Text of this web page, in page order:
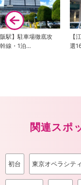
駅】駐車場徹底攻
線・1泊…
【
選
関連スポ
初台 東京オペラシティ